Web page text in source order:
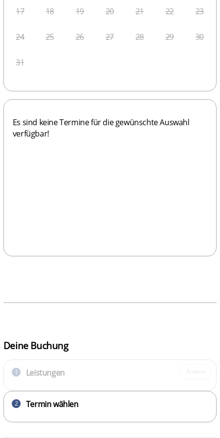
17 18 19 20 21 22 23
24 25 26 27 28 29 30
31
Es sind keine Termine für die gewünschte Auswahl
verfügbar!
Deine Buchung
1 Leistungen
2 Termin wählen